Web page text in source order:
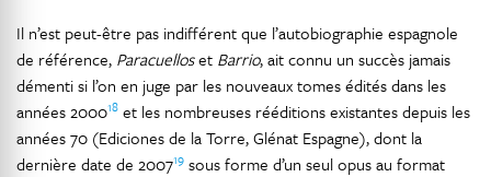
Il n’est peut-être pas indifférent que l’autobiographie espagnole
de référence, Paracuelloset Barrio, ait connu un succès jamais
démenti si l’on en juge par les nouveaux tomes édités dans les
années 200018 et les nombreuses rééditions existantes depuis les
années 70 (Ediciones de la Torre, Glénat Espagne), dont la
dernière date de 200719 sous forme d’un seul opus au format